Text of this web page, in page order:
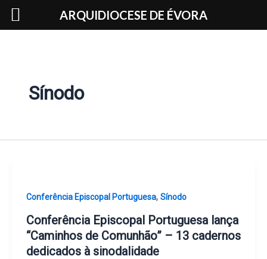
Skip
Sínodo
Conferência Episcopal Portuguesa, Sínodo
Conferência Episcopal Portuguesa lança
“Caminhos de Comunhão” – 13 cadernos
dedicados à sinodalidade
ARQUIDIOCESE DE ÉVORA